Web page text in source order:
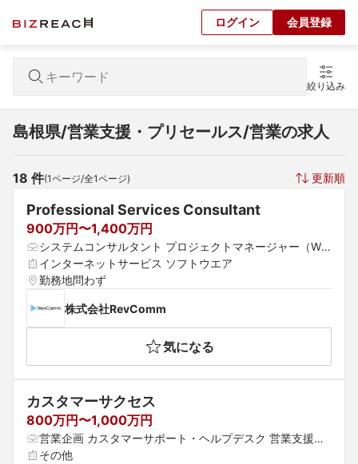
ログイン 会員登録
絞り込み
島根県/営業支援・プリセールス/営業の求人
18 件(1ページ/全1ページ) 更新順
Professional Services Consultant
900万円〜1,400万円
システムコンサルタント プロジェクトマネージャー（We
b・オープン系） 営業支援・プリセールス
インターネットサービス ソフトウエア
勤務地問わず
株式会社RevComm
気になる
カスタマーサクセス
800万円〜1,000万円
営業企画 カスタマーサポート・ヘルプデスク 営業支援・
プリセールス
その他